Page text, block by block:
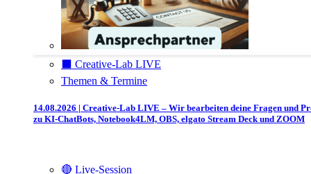
⬛️ Creative-Lab LIVE
Themen & Termine
14.08.2026 | Creative-Lab LIVE – Wir bearbeiten deine Fragen und
zu KI-ChatBots, Notebook4LM, OBS, elgato Stream Deck und ZOOM
🔴 Live-Session